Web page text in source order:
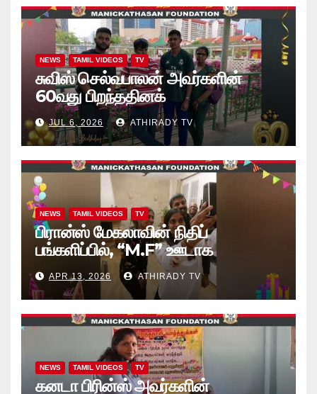
NEWS TAMIL VIDEOS TV
சுவிஸ் செல்வபாலன் அவர்களின்
60வது பிறந்ததினக்
கொண்டாட்டத்தில், அப்பியாசக்
கொப்பிகள் வழங்கல்.. வீடியோ
JUL 6, 2026 ATHIRADY TV
NEWS TAMIL VIDEOS TV
பிரான்ஸ் மேகலாவின் நிதிப்
பங்களிப்பில், “M.F” ஊடாக
“கற்றலுக்கான அப்பியாசக்
கொப்பிகள்” வழங்கல் வீடியோ
APR 13, 2026 ATHIRADY TV
NEWS TAMIL VIDEOS TV
கனடா பிரின்ஸ் அவர்களின்